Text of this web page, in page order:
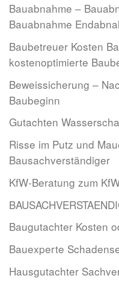
Bauabnahme –
Bauabnahme
Baubetreuer Kosten
kostenoptimierte
Beweissicherung –
Baubeginn
Gutachten
Risse im Putz und
Bausachverständiger
KfW-Beratung zum
Baugutachter Kosten
Bauexperte
Hausgutachter